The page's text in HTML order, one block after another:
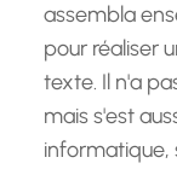
assembla
pour réaliser
texte. Il n'a
mais s'est
informatique,